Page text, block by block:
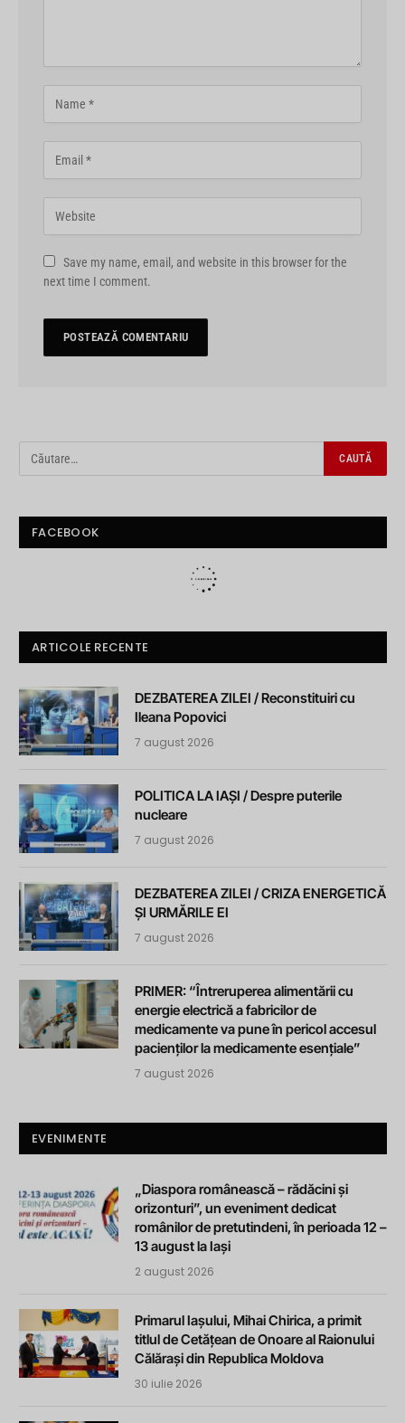
Save my name, email, and website in this browser for the
next time I comment.
FACEBOOK
ARTICOLE RECENTE
DEZBATEREA ZILEI / Reconstituiri cu
Ileana Popovici
7 august 2026
POLITICA LA IAȘI / Despre puterile
nucleare
7 august 2026
DEZBATEREA ZILEI / CRIZA ENERGETICĂ
ȘI URMĂRILE EI
7 august 2026
PRIMER: “Întreruperea alimentării cu
energie electrică a fabricilor de
medicamente va pune în pericol accesul
pacienților la medicamente esențiale”
7 august 2026
EVENIMENTE
„Diaspora românească – rădăcini și
orizonturi”, un eveniment dedicat
românilor de pretutindeni, în perioada 12 –
13 august la Iași
2 august 2026
Primarul Iașului, Mihai Chirica, a primit
titlul de Cetățean de Onoare al Raionului
Călărași din Republica Moldova
30 iulie 2026